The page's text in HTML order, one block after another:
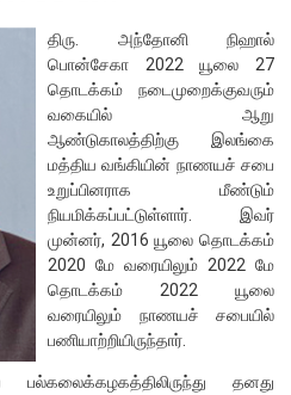
திரு. அந்தோனி நிஹால்
பொன்சேகா 2022 யூலை 27
தொடக்கம் நடைமுறைக்குவரும்
வகையில் ஆறு
ஆண்டுகாலத்திற்கு இலங்கை
மத்திய வங்கியின் நாணயச் சபை
உறுப்பினராக மீண்டும்
நியமிக்கப்பட்டுள்ளார். இவர்
முன்னர், 2016 யூலை தொடக்கம்
2020 மே வரையிலும் 2022 மே
தொடக்கம் 2022 யூலை
வரையிலும் நாணயச் சபையில்
பணியாற்றியிருந்தார்.
தனது